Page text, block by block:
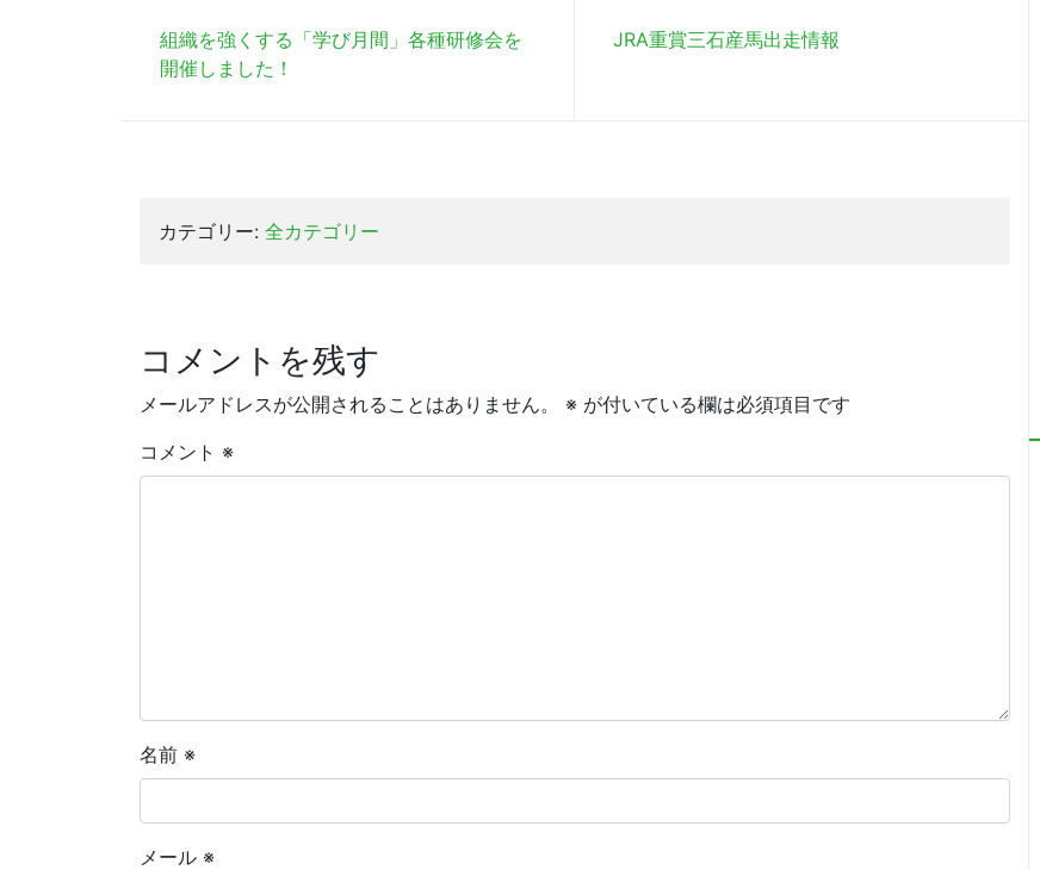
組織を強くする「学び月間」各種研修会を
開催しました！
JRA重賞三石産馬出走情報
カテゴリー: 全カテゴリー
コメントを残す
メールアドレスが公開されることはありません。 ※ が付いている欄は必須項目です
コメント ※
名前 ※
メール ※